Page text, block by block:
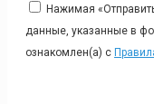
Нажимая
данные, указанные в
ознакомлен(а) с